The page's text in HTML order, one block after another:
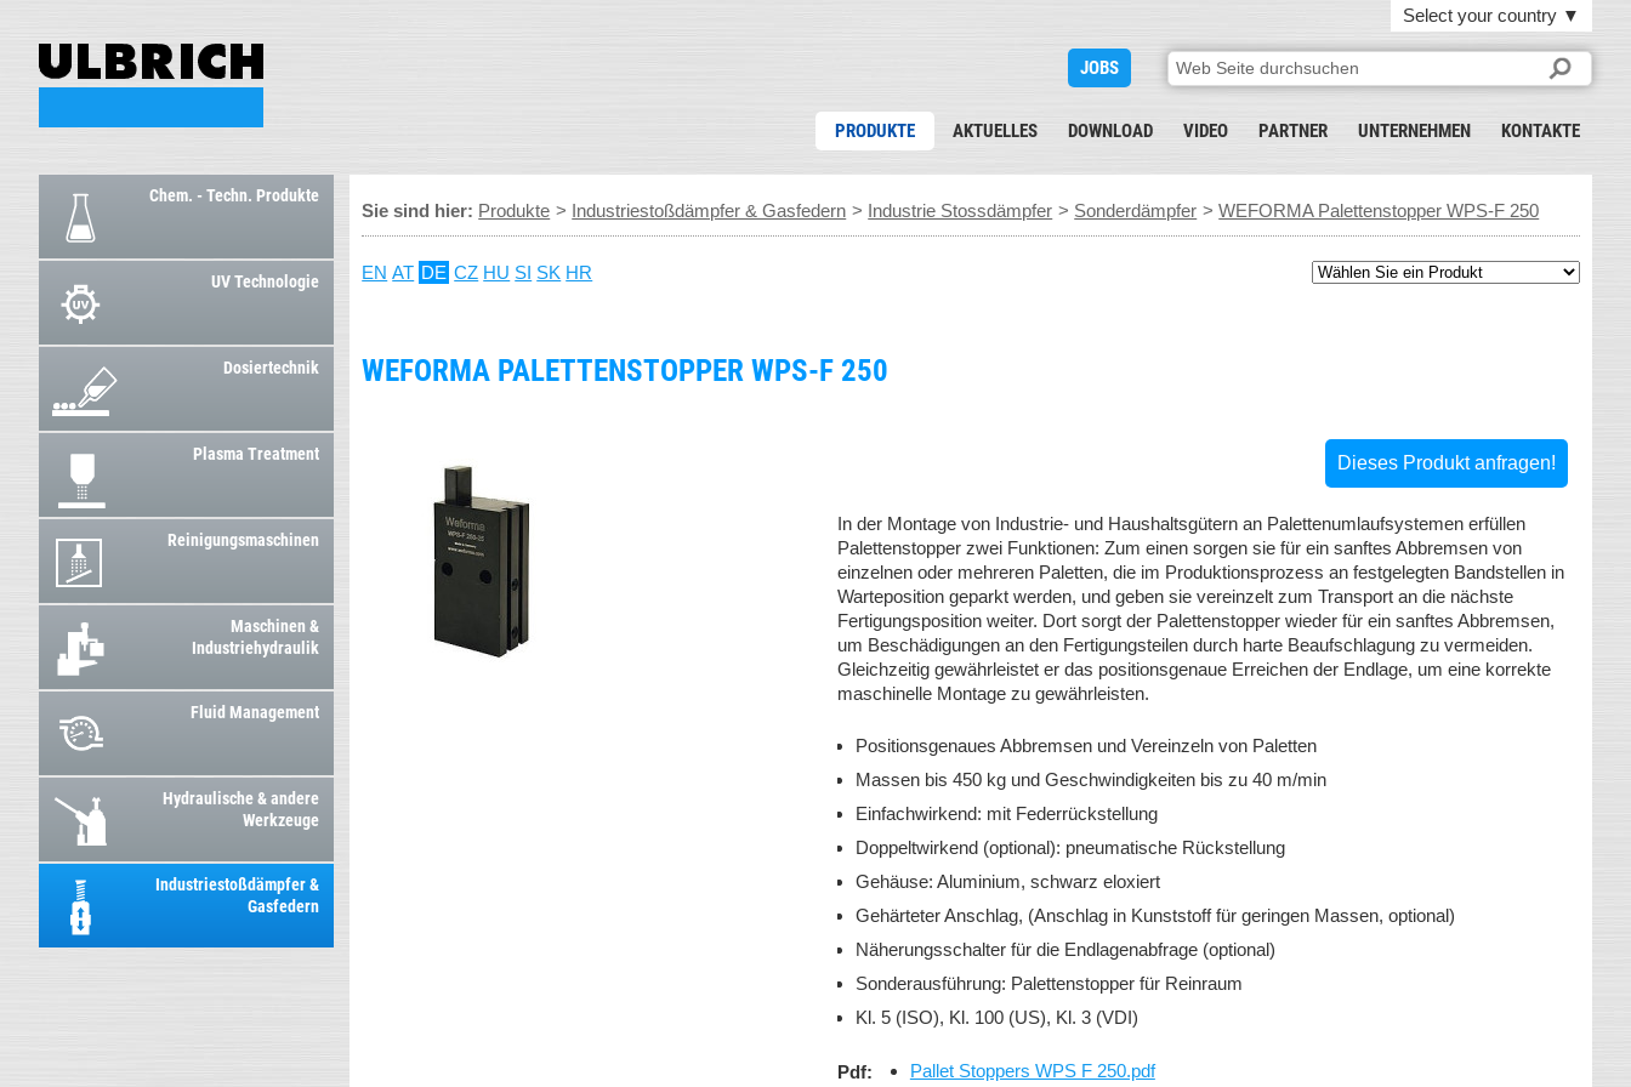
Select your country ▼
JOBS
PRODUKTE AKTUELLES DOWNLOAD VIDEO PARTNER UNTERNEHMEN KONTAKTE
Chem. - Techn. Produkte
UV Technologie
Dosiertechnik
Plasma Treatment
Reinigungsmaschinen
Maschinen &
Industriehydraulik
Fluid Management
Hydraulische & andere
Werkzeuge
Industriestoßdämpfer &
Gasfedern
Sie sind hier: Produkte > Industriestoßdämpfer & Gasfedern > Industrie Stossdämpfer > Sonderdämpfer >WEFORMA Palettenstopper WPS-F 250
EN AT DE CZ HU SI SK HR
WEFORMA PALETTENSTOPPER WPS-F 250
Dieses Produkt anfragen!
In der Montage von Industrie- und Haushaltsgütern an Palettenumlaufsystemen erfüllen
Palettenstopper zwei Funktionen: Zum einen sorgen sie für ein sanftes Abbremsen von
einzelnen oder mehreren Paletten, die im Produktionsprozess an festgelegten Bandstellen in
Warteposition geparkt werden, und geben sie vereinzelt zum Transport an die nächste
Fertigungsposition weiter. Dort sorgt der Palettenstopper wieder für ein sanftes Abbremsen,
um Beschädigungen an den Fertigungsteilen durch harte Beaufschlagung zu vermeiden.
Gleichzeitig gewährleistet er das positionsgenaue Erreichen der Endlage, um eine korrekte
maschinelle Montage zu gewährleisten.
Positionsgenaues Abbremsen und Vereinzeln von Paletten
Massen bis 450 kg und Geschwindigkeiten bis zu 40 m/min
Einfachwirkend: mit Federrückstellung
Doppeltwirkend (optional): pneumatische Rückstellung
Gehäuse: Aluminium, schwarz eloxiert
Gehärteter Anschlag, (Anschlag in Kunststoff für geringen Massen, optional)
Näherungsschalter für die Endlagenabfrage (optional)
Sonderausführung: Palettenstopper für Reinraum
Kl. 5 (ISO), Kl. 100 (US), Kl. 3 (VDI)
Pdf: Pallet Stoppers WPS F 250.pdf